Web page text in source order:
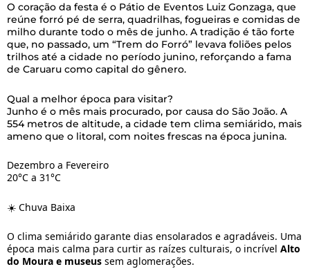
O coração da festa é o Pátio de Eventos Luiz Gonzaga, que
reúne forró pé de serra, quadrilhas, fogueiras e comidas de
milho durante todo o mês de junho. A tradição é tão forte
que, no passado, um “Trem do Forró” levava foliões pelos
trilhos até a cidade no período junino, reforçando a fama
de Caruaru como capital do gênero.
Qual a melhor época para visitar?
Junho é o mês mais procurado, por causa do São João. A
554 metros de altitude, a cidade tem clima semiárido, mais
ameno que o litoral, com noites frescas na época junina.
Dezembro a Fevereiro
20°C a 31°C
☀️ Chuva Baixa
O clima semiárido garante dias ensolarados e agradáveis. Uma
época mais calma para curtir as raízes culturais, o incrível Alto
do Moura e museus sem aglomerações.